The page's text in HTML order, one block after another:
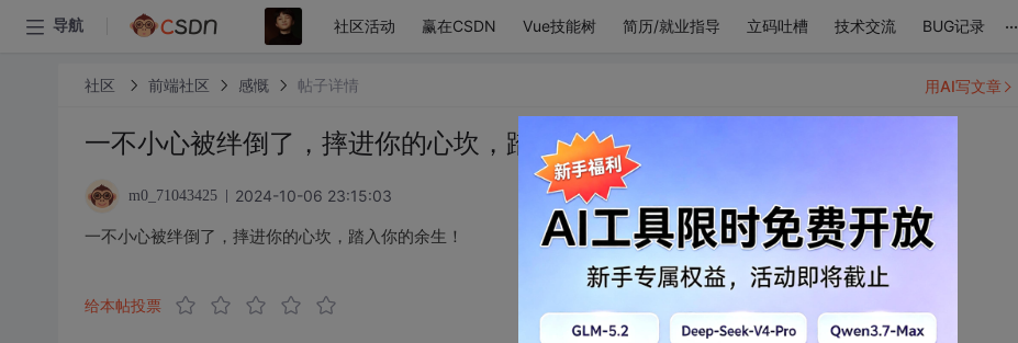
导航 社区活动 赢在CSDN Vue技能树 简历/就业指导 立码吐槽 技术交流 BUG记录 ...
社区 前端社区 感慨 帖子详情
一不小心被绊倒了，摔进你的心坎，踏入你的余生！
m0_71043425 2024-10-06 23:15:03
一不小心被绊倒了，摔进你的心坎，踏入你的余生！
给本帖投票
用AI写文章